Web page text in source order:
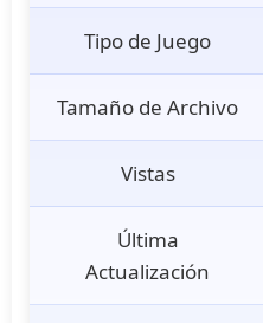
Tipo de Juego
Tamaño de Archivo
Vistas
Última
Actualización